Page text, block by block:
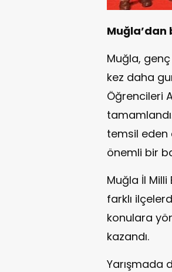
Muğla’dan
Muğla,
kez daha
Öğrencileri
temsil eden
önemli bir
Muğla İl
farklı
konulara
kazandı.
Yarışmada